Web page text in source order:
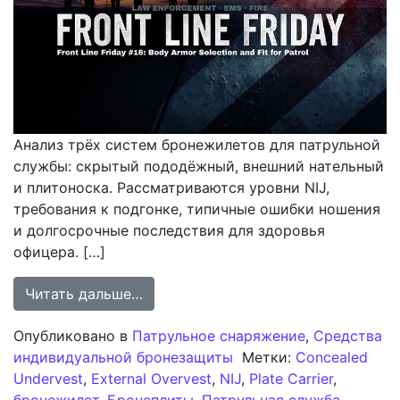
Анализ трёх систем бронежилетов для патрульной
службы: скрытый пододёжный, внешний нательный
и плитоноска. Рассматриваются уровни NIJ,
требования к подгонке, типичные ошибки ношения
и долгосрочные последствия для здоровья
офицера. […]
Читать дальше…
Опубликовано в Патрульное снаряжение, Средства
индивидуальной бронезащиты Метки: Concealed
Undervest, External Overvest, NIJ, Plate Carrier,